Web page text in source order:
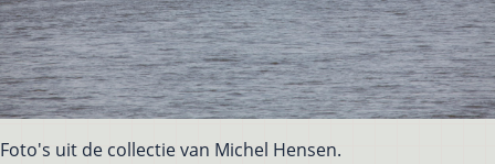
Foto's uit de collectie van Michel Hensen.